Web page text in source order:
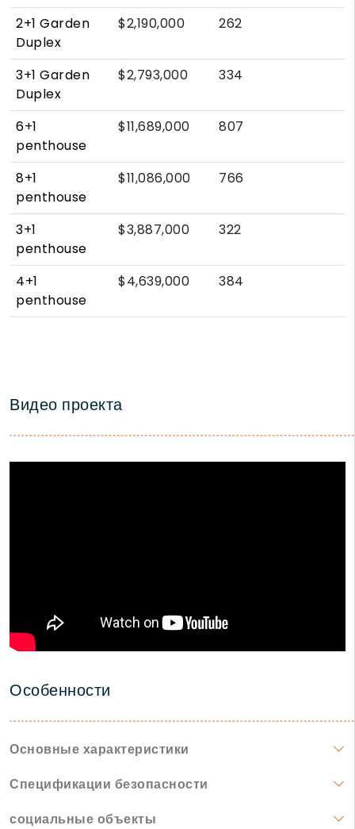
2+1 Garden
Duplex
$2,190,000 262
3+1 Garden
Duplex
$2,793,000 334
6+1
penthouse
$11,689,000 807
8+1
penthouse
$11,086,000 766
3+1
penthouse
$3,887,000 322
4+1
penthouse
$4,639,000 384
Видео проекта
Особенности
Основные характеристики
Спецификации безопасности
социальные объекты